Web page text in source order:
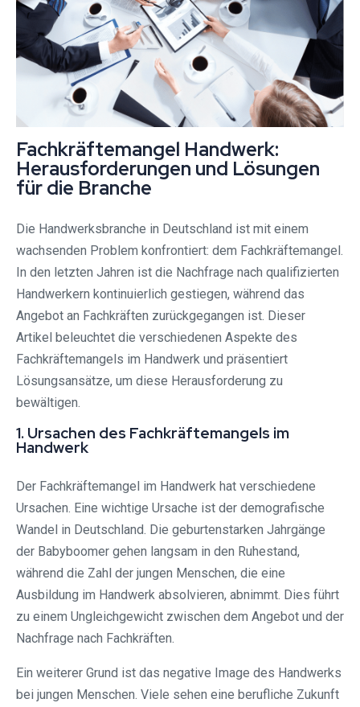
Fachkräftemangel Handwerk:
Herausforderungen und Lösungen
für die Branche
Die Handwerksbranche in Deutschland ist mit einem
wachsenden Problem konfrontiert: dem Fachkräftemangel.
In den letzten Jahren ist die Nachfrage nach qualifizierten
Handwerkern kontinuierlich gestiegen, während das
Angebot an Fachkräften zurückgegangen ist. Dieser
Artikel beleuchtet die verschiedenen Aspekte des
Fachkräftemangels im Handwerk und präsentiert
Lösungsansätze, um diese Herausforderung zu
bewältigen.
1. Ursachen des Fachkräftemangels im
Handwerk
Der Fachkräftemangel im Handwerk hat verschiedene
Ursachen. Eine wichtige Ursache ist der demografische
Wandel in Deutschland. Die geburtenstarken Jahrgänge
der Babyboomer gehen langsam in den Ruhestand,
während die Zahl der jungen Menschen, die eine
Ausbildung im Handwerk absolvieren, abnimmt. Dies führt
zu einem Ungleichgewicht zwischen dem Angebot und der
Nachfrage nach Fachkräften.
Ein weiterer Grund ist das negative Image des Handwerks
bei jungen Menschen. Viele sehen eine berufliche Zukunft